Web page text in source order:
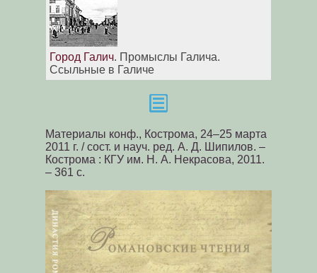
Город Галич. Промыслы Галича.
Ссыльные в Галиче
Материалы конф., Кострома, 24–25 марта
2011 г. / сост. и науч. ред. А. Д. Шипилов. –
Кострома : КГУ им. Н. А. Некрасова, 2011.
– 361 с.